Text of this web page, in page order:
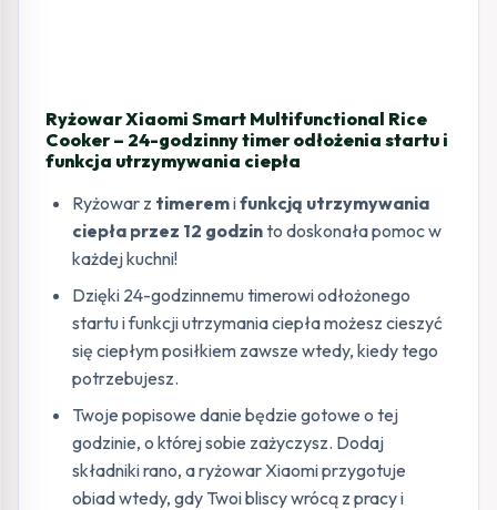
Ryżowar Xiaomi Smart Multifunctional Rice
Cooker – 24-godzinny timer odłożenia startu i
funkcja utrzymywania ciepła
Ryżowar z timeremifunkcją utrzymywania
ciepła przez 12 godzinto doskonała pomoc w
każdej kuchni!
Dzięki 24-godzinnemu timerowi odłożonego
startu i funkcji utrzymania ciepła możesz cieszyć
się ciepłym posiłkiem zawsze wtedy, kiedy tego
potrzebujesz.
Twoje popisowe danie będzie gotowe o tej
godzinie, o której sobie zażyczysz. Dodaj
składniki rano, a ryżowar Xiaomi przygotuje
obiad wtedy, gdy Twoi bliscy wrócą z pracy i